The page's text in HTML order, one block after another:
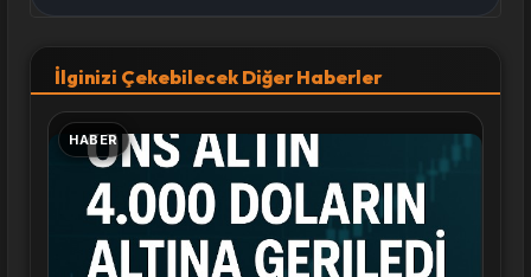
İlginizi Çekebilecek Diğer Haberler
HABER